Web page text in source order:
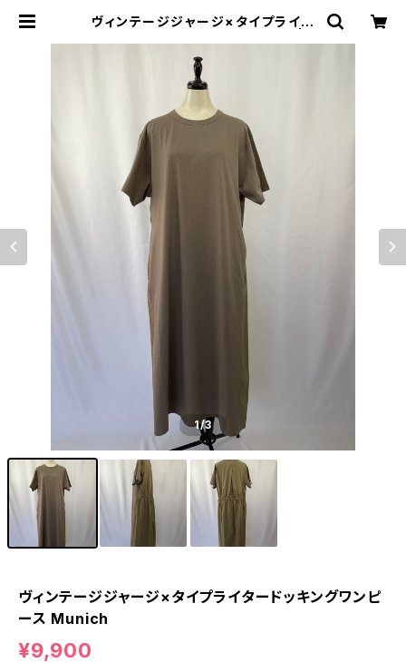
ヴィンテージジャージ×タイプライタ
ア
1/3
ヴィンテージジャージ×タイプライタードッキングワンピ
ース Munich
¥9,900